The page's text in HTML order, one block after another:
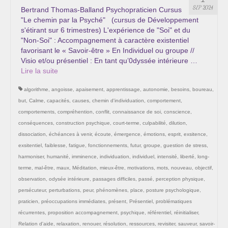
Les Onctions Sacrées -La Magdaléenne –
Nadine-Sarah Penna
Qui suis je ?
Mon cursus d’évolution vers une femme plus
consciente
Témoignages
Calendrier
Initiation à la sophrologie « offerte »
Sophro-Méditation tous les lundis soir en visio
Cursus « Le chemin par la psyché »
Prendre contact
Bertrand Thomas, Psychopraticien
SEP 2024
Bertrand Thomas-Balland Psychopraticien Cursus
"Le chemin par la Psyché" (cursus de Développement
s'étirant sur 6 trimestres) L'expérience de "Soi" et du
"Non-Soi" : Accompagnement à caractère existentiel
favorisant le « Savoir-être » En Individuel ou groupe //
Visio et/ou présentiel : En tant qu’0dyssée intérieure …
Lire la suite­­
algorithme angoisse apaisement apprentissage autonomie besoins boureau
but Calme capacités causes chemin d'individuation comportement
comportements compréhention conflit connaissance de soi conscience
conséquences construction psychique court-terme culpabilité dilution
dissociation
échéances à venir, écoute émergence émotions esprit exsitence
exsitentiel faiblesse fatigue fonctionnements futur, groupe guestion de stress
harmoniser, humanité imminence individuation individuel intensité liberté
long-
terme
mal-être maux Méditation mieux-être motivations mots nouveau objectif
observation
odysée intérieure passages difficiles passé perception physique
persécuteur, perturbations peur, phénomènes place posture psychologique
praticien
préoccupations immédiates présent Présentiel problématiques
récurrentes proposition accompagnement psychique référentiel réinitialiser,
Relation d'aide
relaxation renouer, résolution ressources revisiter, sauveur, savoir-